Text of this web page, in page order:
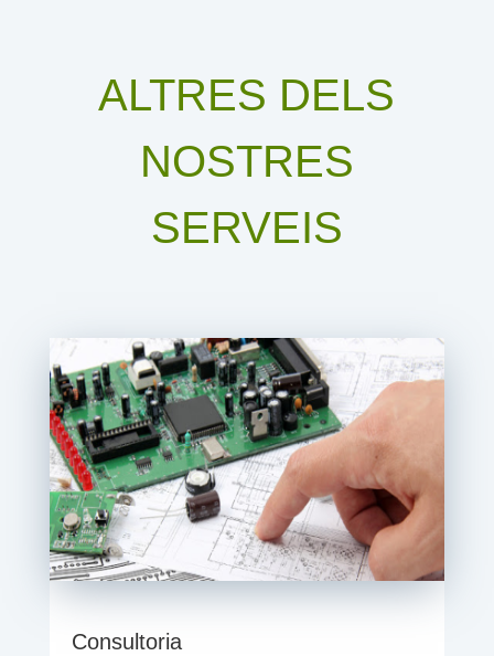
ALTRES DELS
NOSTRES
SERVEIS
Consultoria